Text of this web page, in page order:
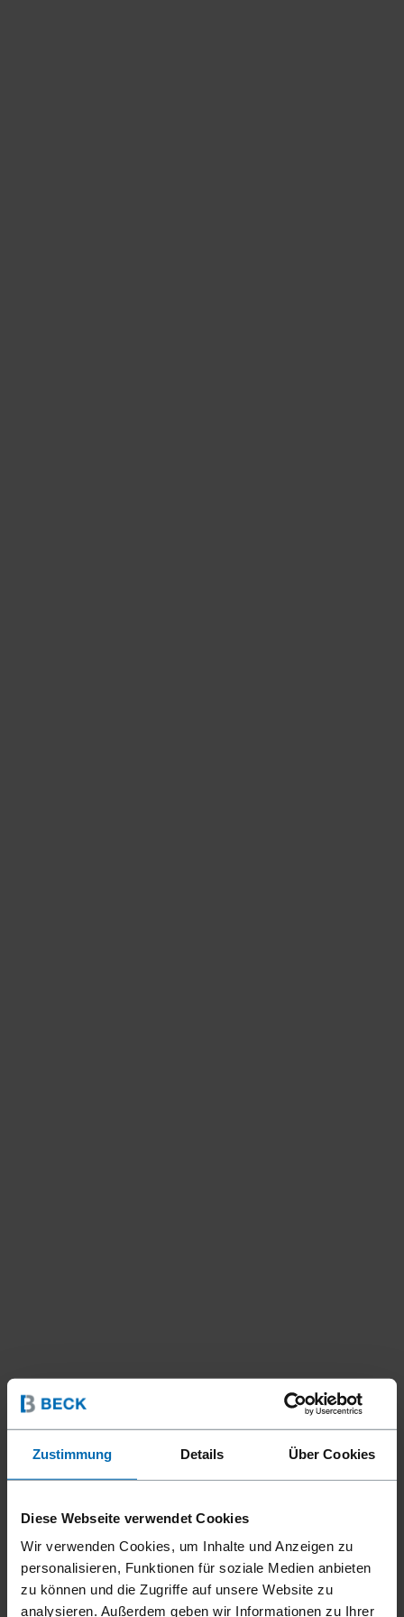
Zustimmung Details Über Cookies
Diese Webseite verwendet Cookies
Wir verwenden Cookies, um Inhalte und Anzeigen zu
personalisieren, Funktionen für soziale Medien anbieten
zu können und die Zugriffe auf unsere Website zu
analysieren. Außerdem geben wir Informationen zu Ihrer
Geräte///Geräte für die Automation///
F21T GN-25 LMLT SP CT RC
Speziell entwickelter F21T GN-25 LMLT SP CT RC